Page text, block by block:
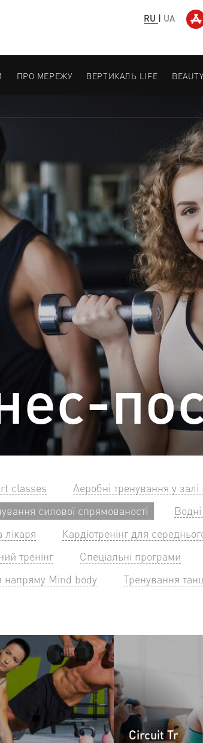
RU | UA
ПРО МЕРЕЖУ ВЕРТИКАЛЬ LIFE
classes
Аеробні тренування у
силової спрямованості
лікаря
Кардіотренінг для
тренінг
Спеціальні програми
напряму Mind body
Тренування
Circuit Tr